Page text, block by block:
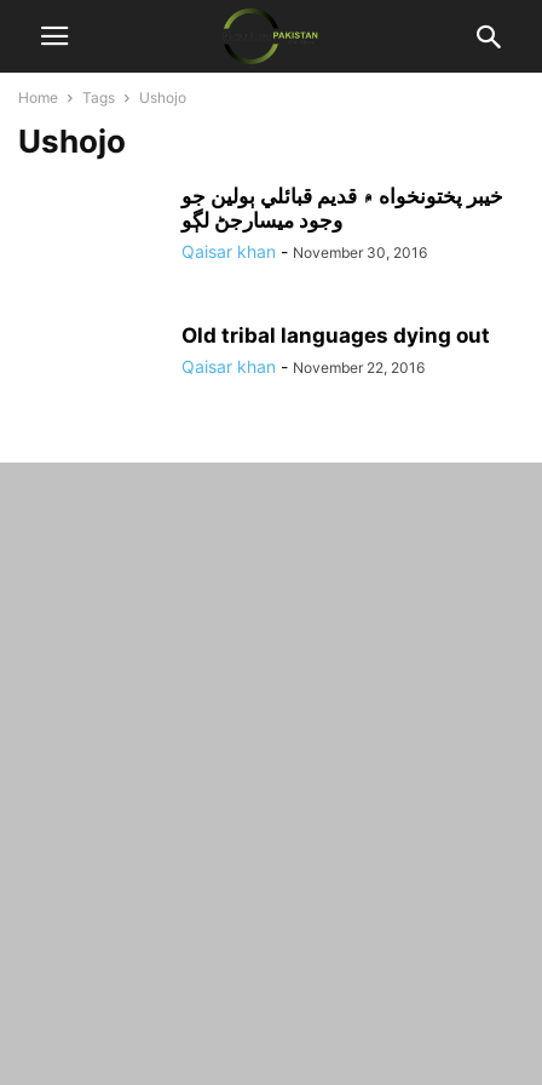
Home Tags Ushojo
Ushojo
خيبر پختونخواه ۾ قديم قبائلي ٻولين جو
وجود ميسارجڻ لڳو
Qaisar khan - November 30, 2016
Old tribal languages dying out
Qaisar khan - November 22, 2016